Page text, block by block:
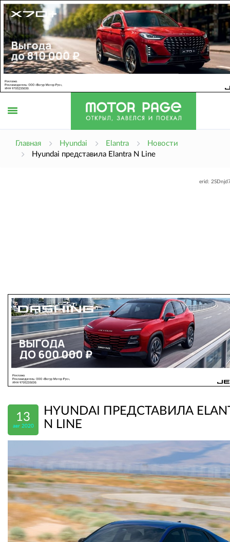
Главная Hyundai Elantra
Новости
Hyundai представила Elantra N Line
erid:
13
авг 2020
HYUNDAI ПРЕДСТАВИЛА
N LINE